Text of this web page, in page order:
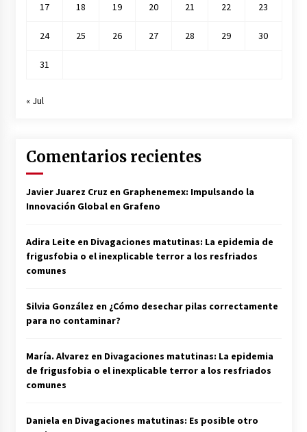
17 18 19 20 21 22 23
24 25 26 27 28 29 30
31
« Jul
Comentarios recientes
Javier Juarez Cruz en Graphenemex: Impulsando la
Innovación Global en Grafeno
Adira Leite en Divagaciones matutinas: La epidemia de
frigusfobia o el inexplicable terror a los resfriados
comunes
Silvia González en ¿Cómo desechar pilas correctamente
para no contaminar?
María. Alvarez en Divagaciones matutinas: La epidemia
de frigusfobia o el inexplicable terror a los resfriados
comunes
Daniela en Divagaciones matutinas: Es posible otro